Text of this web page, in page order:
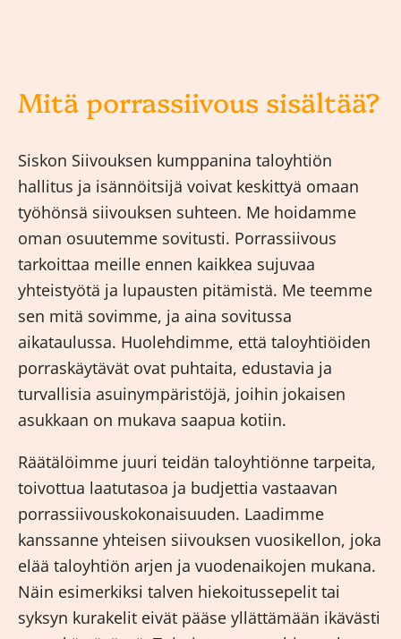
Mitä porrassiivous sisältää?
Siskon Siivouksen kumppanina taloyhtiön
hallitus ja isännöitsijä voivat keskittyä omaan
työhönsä siivouksen suhteen. Me hoidamme
oman osuutemme sovitusti. Porrassiivous
tarkoittaa meille ennen kaikkea sujuvaa
yhteistyötä ja lupausten pitämistä. Me teemme
sen mitä sovimme, ja aina sovitussa
aikataulussa. Huolehdimme, että taloyhtiöiden
porraskäytävät ovat puhtaita, edustavia ja
turvallisia asuinympäristöjä, joihin jokaisen
asukkaan on mukava saapua kotiin.
Räätälöimme juuri teidän taloyhtiönne tarpeita,
toivottua laatutasoa ja budjettia vastaavan
porrassiivouskokonaisuuden. Laadimme
kanssanne yhteisen siivouksen vuosikellon, joka
elää taloyhtiön arjen ja vuodenaikojen mukana.
Näin esimerkiksi talven hiekoitussepelit tai
syksyn kurakelit eivät pääse yllättämään ikävästi